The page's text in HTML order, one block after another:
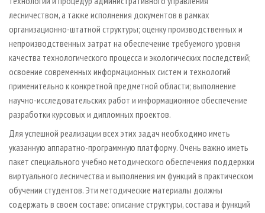
лесничеством, а также исполнения документов в рамках
организационно-штатной структуры; оценку производственных и
непроизводственных затрат на обеспечение требуемого уровня
качества технологического процесса и экологических последствий;
освоение современных информационных систем и технологий
применительно к конкретной предметной области; выполнение
научно-исследовательских работ и информационное обеспечение
разработки курсовых и дипломных проектов.
Для успешной реализации всех этих задач необходимо иметь
указанную аппаратно-программную платформу. Очень важно иметь
пакет специального учебно методического обеспечения поддержки
виртуального лесничества и выполнения им функций в практическом
обучении студентов. Эти методические материалы должны
содержать в своем составе: описание структуры, состава и функций